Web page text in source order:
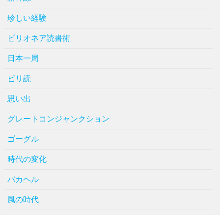
珍しい経験
ビリオネア読書術
日本一周
ビリ読
思い出
グレートコンジャンクション
ゴーグル
時代の変化
バカヘル
風の時代